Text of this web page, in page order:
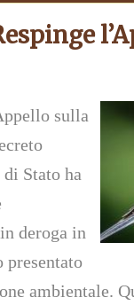
sulla
Stato ha
deroga in
presentato
ambientale.